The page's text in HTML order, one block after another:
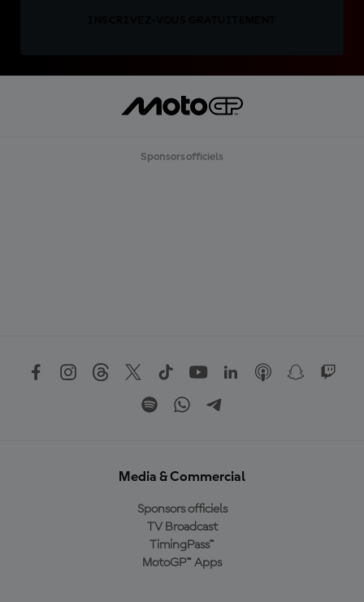
Sponsors officiels
Media & Commercial
Sponsors officiels
TV Broadcast
TimingPass™
MotoGP™ Apps